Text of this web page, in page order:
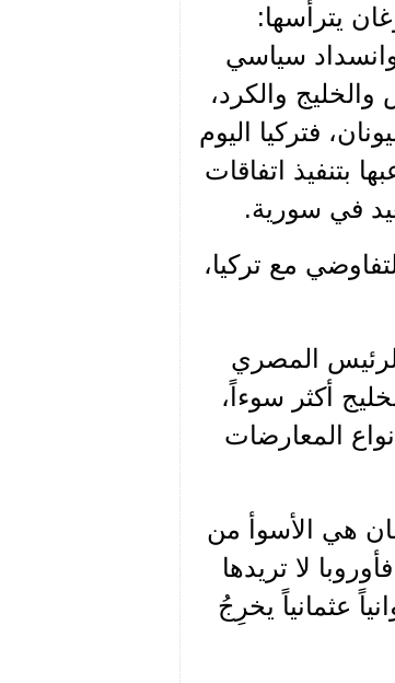
يترأسها:
سياسي
والكرد،
فتركيا اليوم
بتنفيذ اتفاقات
في سورية.
مع تركيا،
المصري
أكثر سوءاً،
المعارضات
هي الأسوأ من
لا تريدها
عثمانياً يخرِجُ